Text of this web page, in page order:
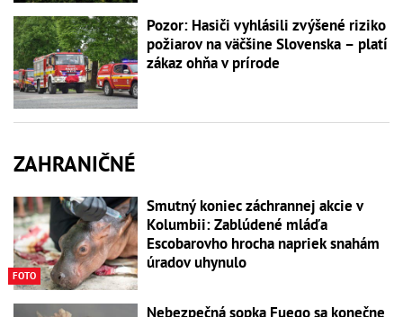
Pozor: Hasiči vyhlásili zvýšené riziko
požiarov na väčšine Slovenska – platí
zákaz ohňa v prírode
ZAHRANIČNÉ
FOTO
Smutný koniec záchrannej akcie v
Kolumbii: Zablúdené mláďa
Escobarovho hrocha napriek snahám
úradov uhynulo
Nebezpečná sopka Fuego sa konečne